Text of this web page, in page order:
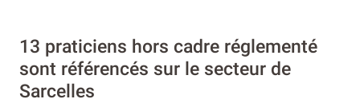
13 praticiens hors cadre réglementé
sont référencés sur le secteur de
Sarcelles